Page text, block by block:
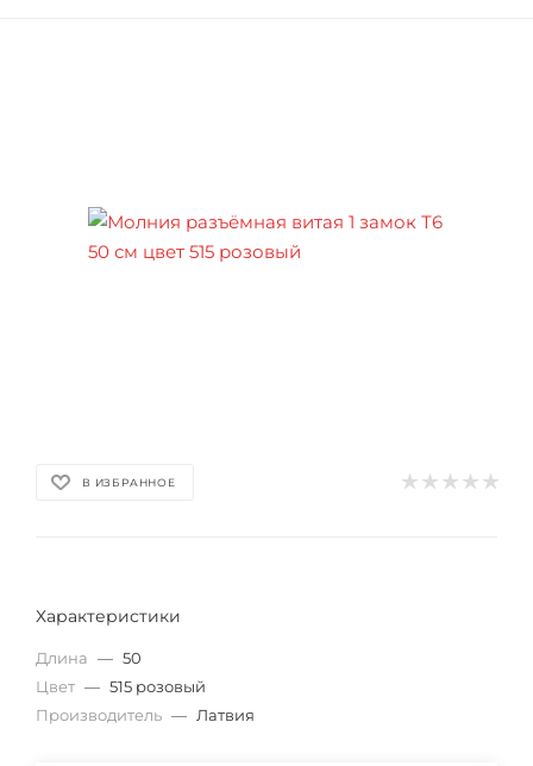
В ИЗБРАННОЕ
Характеристики
Длина — 50
Цвет — 515 розовый
Производитель — Латвия